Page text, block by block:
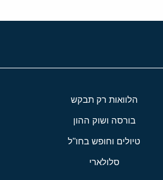
הלוואות רק תבקש
בורסה ושוק ההון
טיולים וחופש בחו"ל
סלולארי